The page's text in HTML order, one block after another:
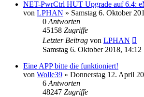
NET-PwrCtrl HUT Upgrade auf 6.4:
von LPHAN » Samstag 6. Oktober
0 Antworten
45158 Zugriffe
Letzter Beitrag von LPHAN
Samstag 6. Oktober 2018, 14:12
Eine APP bitte die funktioniert!
von Wolle39 » Donnerstag 12. April
6 Antworten
48247 Zugriffe